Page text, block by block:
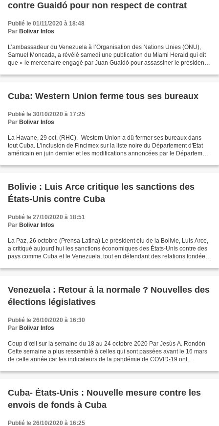
contre Guaidó pour non respect de contrat
Publié le 01/11/2020 à 18:48
Par Bolivar Infos
L’ambassadeur du Venezuela à l’Organisation des Nations Unies (ONU),
Samuel Moncada, a révélé samedi une publication du Miami Herald qui dit
que « le mercenaire engagé par Juan Guaidó pour assassiner le président
Cuba: Western Union ferme tous ses bureaux
Publié le 30/10/2020 à 17:25
Par Bolivar Infos
La Havane, 29 oct. (RHC).- Western Union a dû fermer ses bureaux dans
tout Cuba. L’inclusion de Fincimex sur la liste noire du Département d'Etat
américain en juin dernier et les modifications annoncées par le Département
Bolivie : Luis Arce critique les sanctions des
États-Unis contre Cuba
Publié le 27/10/2020 à 18:51
Par Bolivar Infos
La Paz, 26 octobre (Prensa Latina) Le président élu de la Bolivie, Luis Arce,
a critiqué aujourd’hui les sanctions économiques des États-Unis contre des
pays comme Cuba et le Venezuela, tout en défendant des relations fondées
Venezuela : Retour à la normale ? Nouvelles des
élections législatives
Publié le 26/10/2020 à 16:30
Par Bolivar Infos
Coup d’œil sur la semaine du 18 au 24 octobre 2020 Par Jesús A. Rondón
Cette semaine a plus ressemblé à celles qui sont passées avant le 16 mars
de cette année car les indicateurs de la pandémie de COVID-19 ont
Cuba- États-Unis : Nouvelle mesure contre les
envois de fonds à Cuba
Publié le 26/10/2020 à 16:25